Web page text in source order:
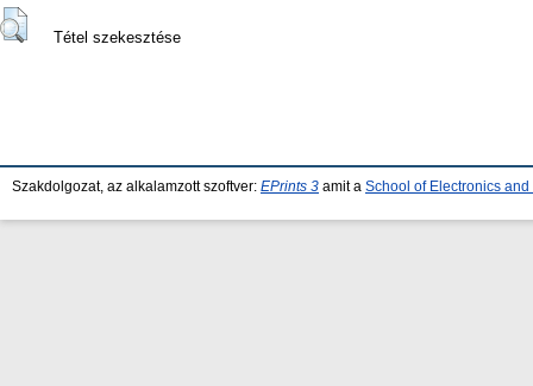
Tétel szekesztése
Szakdolgozat, az alkalamzott szoftver: EPrints 3 amit a School of Electronics